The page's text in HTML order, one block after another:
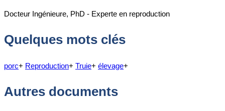
Docteur Ingénieure, PhD - Experte en reproduction
Quelques mots clés
porc+ Reproduction+ Truie+ élevage+
Autres documents